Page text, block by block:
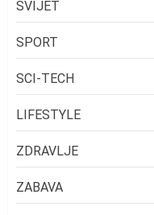
SVIJET
SPORT
SCI-TECH
LIFESTYLE
ZDRAVLJE
ZABAVA